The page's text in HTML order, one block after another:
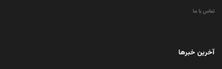
تماس با ما
آخرین خبرها